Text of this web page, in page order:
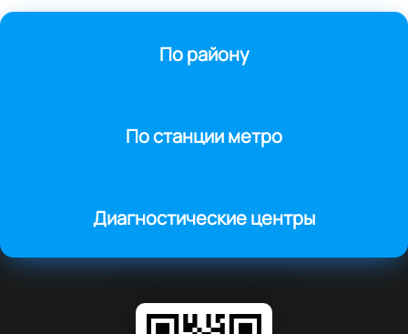
По району
По станции метро
Диагностические центры